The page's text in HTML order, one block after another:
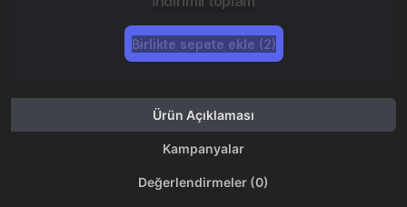
Birlikte sepete ekle (2)
Ürün Açıklaması
Kampanyalar
Değerlendirmeler (0)